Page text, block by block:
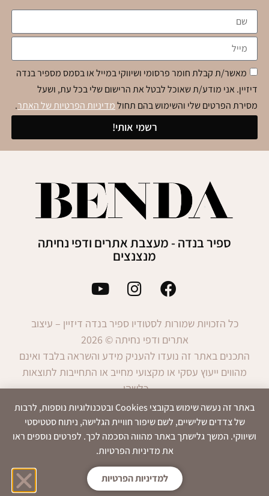
מאשר/ת קבלת חומר פרסומי ושיווקי במייל או בסמס מספיר בנדה
דיזיין. אני מודע/ת שאוכל לבטל את הרישום שלי בכל עת, ושעל
מסירת הפרטים שלי והשימוש בהם תחולמדיניות הפרטיות של האתר.
רשמי אותי!
ספיר בנדה - מעצבת אתרים ודפי נחיתה
מנצנצים
כל הזכויות שמורות לסטודיו ספיר בנדה דיזיין – עיצוב
אתרים ודפי נחיתה © 2026
התכנים באתר זה נועדו להעניק מידע והשראה בלבד ואינם
מהווים ייעוץ עסקי או מקצועי מחייב או התחייבות לתוצאות
כלשהן.
השימוש במידע הינו באחריות המשתמש בלבד.
תנאי
באתר זה נעשה שימוש בקובצי Cookies ובטכנולוגיות נוספות, לרבות
של צדדים שלישיים, לשם שיפור חוויית הגלישה, ניתוח סטטיסטי
ושיווקי. המשך גלישתך באתר מהווה הסכמה לכך. לפרטים נוספים ראו
את מדיניות הפרטיות.
למדיניות הפרטיות